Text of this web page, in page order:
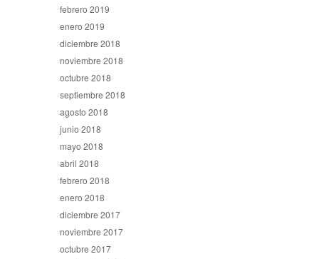
febrero 2019
enero 2019
diciembre 2018
noviembre 2018
octubre 2018
septiembre 2018
agosto 2018
junio 2018
mayo 2018
abril 2018
febrero 2018
enero 2018
diciembre 2017
noviembre 2017
octubre 2017